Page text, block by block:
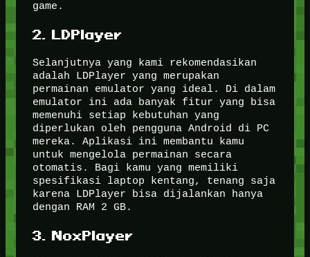
game.
2. LDPlayer
Selanjutnya yang kami rekomendasikan
adalah LDPlayer yang merupakan
permainan emulator yang ideal. Di dalam
emulator ini ada banyak fitur yang bisa
memenuhi setiap kebutuhan yang
diperlukan oleh pengguna Android di PC
mereka. Aplikasi ini membantu kamu
untuk mengelola permainan secara
otomatis. Bagi kamu yang memiliki
spesifikasi laptop kentang, tenang saja
karena LDPlayer bisa dijalankan hanya
dengan RAM 2 GB.
3. NoxPlayer